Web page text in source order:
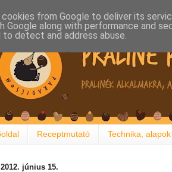
Receptmutató Technika, alapok
2012. június 15.
from Google to deliver its
Google along with performance and
detect and address abuse.